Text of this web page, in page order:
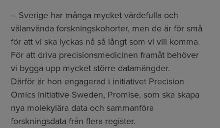
– Sverige har många mycket värdefulla och
välanvända forskningskohorter, men de är för små
för att vi ska lyckas nå så långt som vi vill komma.
För att driva precisionsmedicinen framåt behöver
vi bygga upp mycket större datamängder.
Därför är hon engagerad i initiativet Precision
Omics Initiative Sweden, Promise, som ska skapa
nya molekylära data och sammanföra
forskningsdata från flera register.